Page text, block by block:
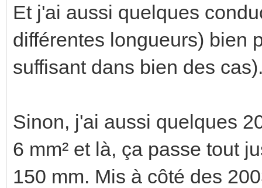
Et j'ai aussi quelques
différentes longueurs) bien
suffisant dans bien des
Sinon, j'ai aussi quelques
6 mm² et là, ça passe tout
150 mm. Mis à côté des